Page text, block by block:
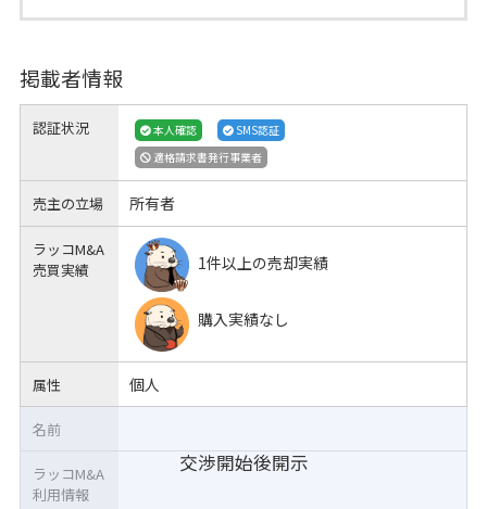
掲載者情報
認証状況 本人確認
SMS認証
適格請求書発行事業者
売主の立場 所有者
ラッコM&A
売買実績
1件以上の売却実績
購入実績なし
属性 個人
交渉開始後開示
名前
ラッコM&A
利用情報